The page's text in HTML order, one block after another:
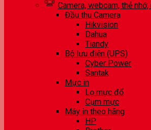
Camera, webcam, thẻ nhớ,
Đầu thu Camera
Hikvision
Dahua
Tiandy
Bộ lưu điện (UPS)
Cyber Power
Santak
Mực in
Lọ mực đổ
Cụm mực
Máy in theo hãng
HP